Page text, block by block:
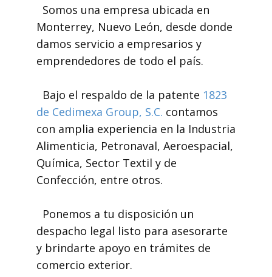
Somos una empresa ubicada en
Monterrey, Nuevo León, desde donde
damos servicio a empresarios y
emprendedores de todo el país.
Bajo el respaldo de la patente 1823
de Cedimexa Group, S.C. contamos
con amplia experiencia en la Industria
Alimenticia, Petronaval, Aeroespacial,
Química, Sector Textil y de
Confección, entre otros.
Ponemos a tu disposición un
despacho legal listo para asesorarte
y brindarte apoyo en trámites de
comercio exterior.